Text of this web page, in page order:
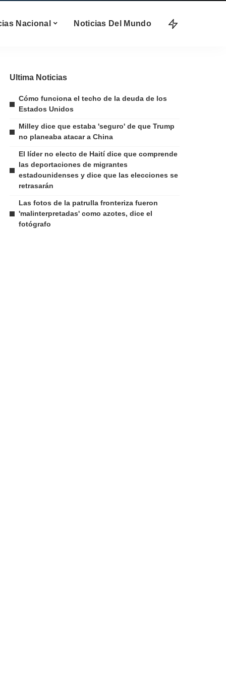
Nacional Noticias Del Mundo
Ultima Noticias
Cómo funciona el techo de la deuda de los
Estados Unidos
Milley dice que estaba 'seguro' de que Trump
no planeaba atacar a China
El líder no electo de Haití dice que comprende
las deportaciones de migrantes
estadounidenses y dice que las elecciones se
retrasarán
Las fotos de la patrulla fronteriza fueron
'malinterpretadas' como azotes, dice el
fotógrafo